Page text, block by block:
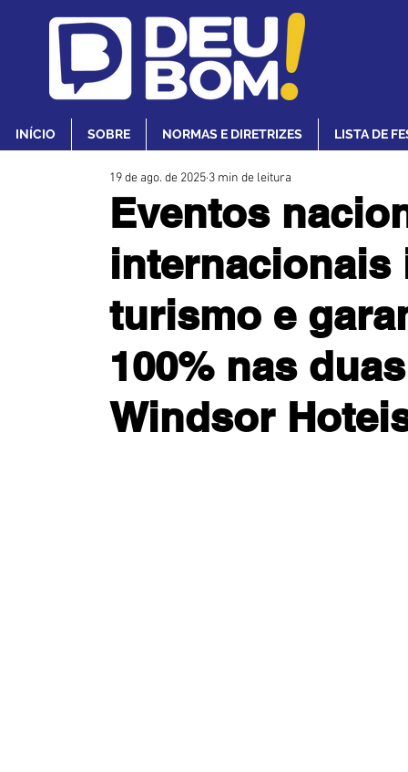
INÍCIO SOBRE NORMAS E DIRETRIZES LISTA DE
Eventos
internacionais
turismo e
100% nas
Windsor
19 de ago. de 2025 3 min de leitura